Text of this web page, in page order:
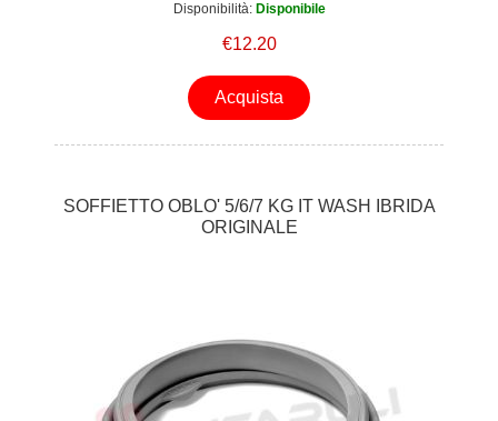
Disponibilità: Disponibile
€12.20
Acquista
SOFFIETTO OBLO' 5/6/7 KG IT WASH IBRIDA
ORIGINALE